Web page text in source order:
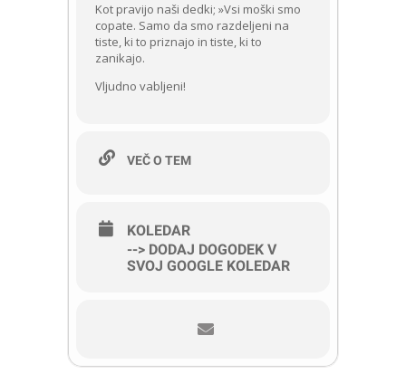
Kot pravijo naši dedki; »Vsi moški smo
copate. Samo da smo razdeljeni na
tiste, ki to priznajo in tiste, ki to
zanikajo.
Vljudno vabljeni!
VEČ O TEM
KOLEDAR
--> DODAJ DOGODEK V
SVOJ GOOGLE KOLEDAR